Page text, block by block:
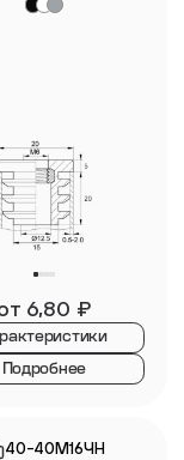
6,80 ₽
Подробнее
40-40М16ЧН